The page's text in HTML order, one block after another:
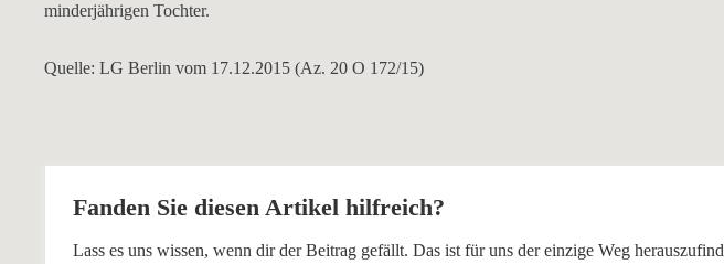
minderjährigen Tochter.
Quelle: LG Berlin vom 17.12.2015 (Az. 20 O 172/15)
Fanden Sie diesen Artikel hilfreich?
Lass es uns wissen, wenn dir der Beitrag gefällt. Das ist für uns der einzige Weg